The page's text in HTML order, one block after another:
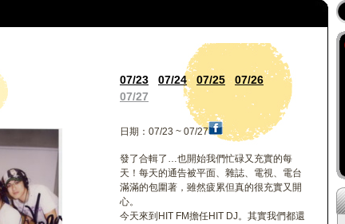
07/23 07/24 07/25
07/26
07/27
日期：07/23 ~ 07/27
發了合輯了…也開始我們忙碌又充實的每
天！每天的通告被平面、雜誌、電視、電台
滿滿的包圍著，雖然疲累但真的很充實又開
心。
今天來到HIT FM擔任HIT DJ。其實我們都還